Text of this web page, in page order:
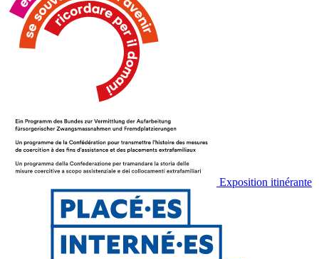
Exposition itinérante